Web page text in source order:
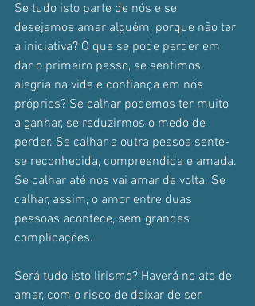
Se tudo isto parte de nós e se
desejamos amar alguém, porque não ter
a iniciativa? O que se pode perder em
dar o primeiro passo, se sentimos
alegria na vida e confiança em nós
próprios? Se calhar podemos ter muito
a ganhar, se reduzirmos o medo de
perder. Se calhar a outra pessoa sente-
se reconhecida, compreendida e amada.
Se calhar até nos vai amar de volta. Se
calhar, assim, o amor entre duas
pessoas acontece, sem grandes
complicações.
Será tudo isto lirismo? Haverá no ato de
amar, com o risco de deixar de ser